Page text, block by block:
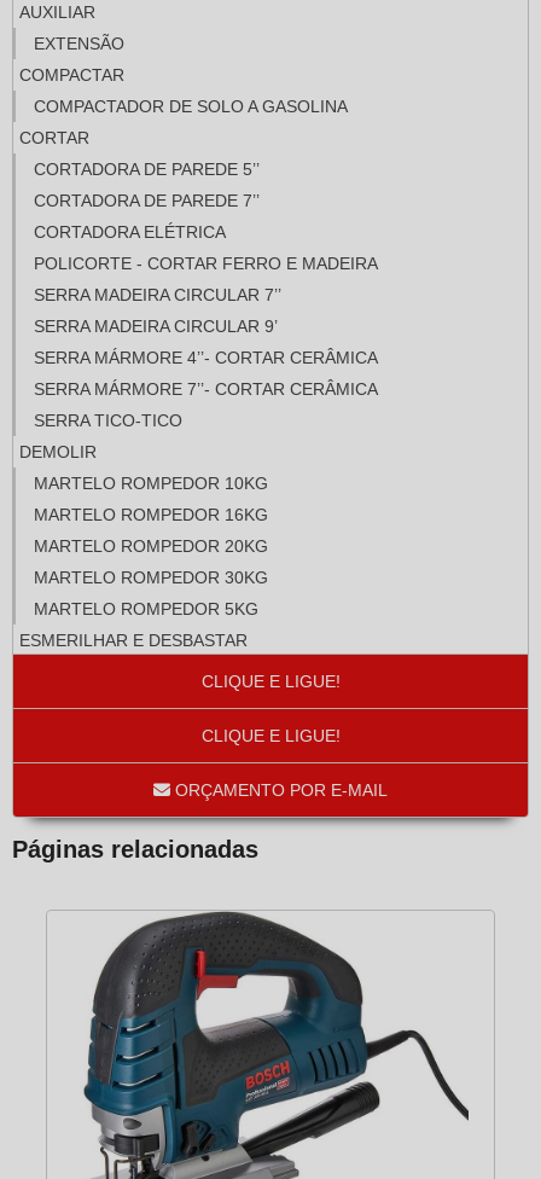
AUXILIAR
EXTENSÃO
COMPACTAR
COMPACTADOR DE SOLO A GASOLINA
CORTAR
CORTADORA DE PAREDE 5’’
CORTADORA DE PAREDE 7’’
CORTADORA ELÉTRICA
POLICORTE - CORTAR FERRO E MADEIRA
SERRA MADEIRA CIRCULAR 7’’
SERRA MADEIRA CIRCULAR 9’
SERRA MÁRMORE 4’’- CORTAR CERÂMICA
SERRA MÁRMORE 7’’- CORTAR CERÂMICA
SERRA TICO-TICO
DEMOLIR
MARTELO ROMPEDOR 10KG
MARTELO ROMPEDOR 16KG
MARTELO ROMPEDOR 20KG
MARTELO ROMPEDOR 30KG
MARTELO ROMPEDOR 5KG
ESMERILHAR E DESBASTAR
ESMERILHADEIRA 4’’ E 5’’
FURADEIRA 3/8
FURADEIRA 5/8
GERAR ENERGIA
GERADOR DE ENERGIA 8 K.V.A
LAVADORA DE PRESSÃO 6/15PLUS
LAVADORA HD 585 PEQUENA
LIXADEIRA ANGULAR 7’’
LIXADEIRA DE CINTA
LIXADEIRA DE CONCRETO
LIXADEIRA ORBITAL
LIXADEIRA VERTICAL
MISTURAR
CLIQUE E LIGUE!
CLIQUE E LIGUE!
ORÇAMENTO POR E-MAIL
Páginas relacionadas